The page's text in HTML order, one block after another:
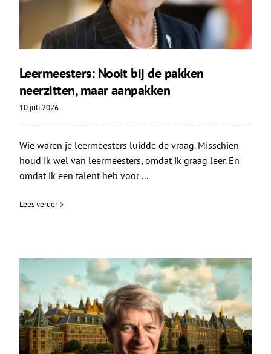
Leermeesters: Nooit bij de pakken
neerzitten, maar aanpakken
10 juli 2026
Wie waren je leermeesters luidde de vraag. Misschien
houd ik wel van leermeesters, omdat ik graag leer. En
omdat ik een talent heb voor ...
Lees verder